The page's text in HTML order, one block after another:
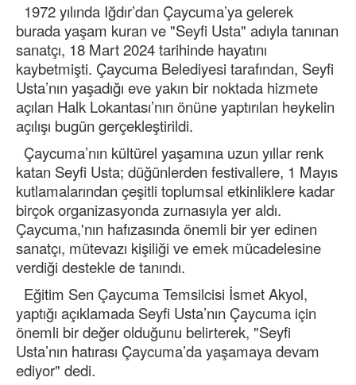
1972 yılında Iğdır’dan Çaycuma’ya gelerek
burada yaşam kuran ve "Seyfi Usta" adıyla tanınan
sanatçı, 18 Mart 2024 tarihinde hayatını
kaybetmişti. Çaycuma Belediyesi tarafından, Seyfi
Usta’nın yaşadığı eve yakın bir noktada hizmete
açılan Halk Lokantası’nın önüne yaptırılan heykelin
açılışı bugün gerçekleştirildi.
Çaycuma’nın kültürel yaşamına uzun yıllar renk
katan Seyfi Usta; düğünlerden festivallere, 1 Mayıs
kutlamalarından çeşitli toplumsal etkinliklere kadar
birçok organizasyonda zurnasıyla yer aldı.
Çaycuma,'nın hafızasında önemli bir yer edinen
sanatçı, mütevazı kişiliği ve emek mücadelesine
verdiği destekle de tanındı.
Eğitim Sen Çaycuma Temsilcisi İsmet Akyol,
yaptığı açıklamada Seyfi Usta’nın Çaycuma için
önemli bir değer olduğunu belirterek, "Seyfi
Usta’nın hatırası Çaycuma’da yaşamaya devam
ediyor" dedi.